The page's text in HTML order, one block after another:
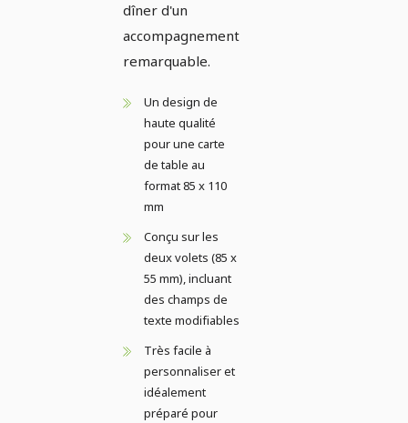
dîner d'un
accompagnement
remarquable.
Un design de
haute qualité
pour une carte
de table au
format 85 x 110
mm
Conçu sur les
deux volets (85 x
55 mm), incluant
des champs de
texte modifiables
Très facile à
personnaliser et
idéalement
préparé pour